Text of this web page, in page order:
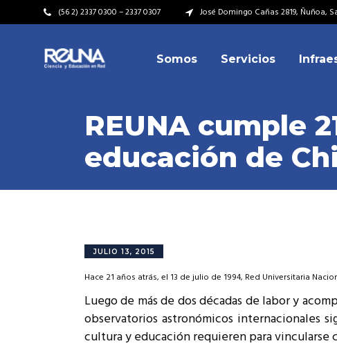
(56 2) 2337 0300 – 2337 0307 José Domingo Cañas 2819, Ñuñoa,
Somos
Video Institucional
Plan Estratégico
Valores
Historia
Kit de Identidad
Cumplimiento Legal
Miembros
Servicios
Video Institucional
Misión – Visión
Valores
Cumplimiento Legal
Directorio
Equipo
REUNA cumple
educación de
JULIO 13, 2015
Hace 21 años atrás, el 13 de julio de 1994, Red Universitaria
Luego de más de dos décadas de labor y
observatorios astronómicos internacionales
cultura y educación requieren para vincularse